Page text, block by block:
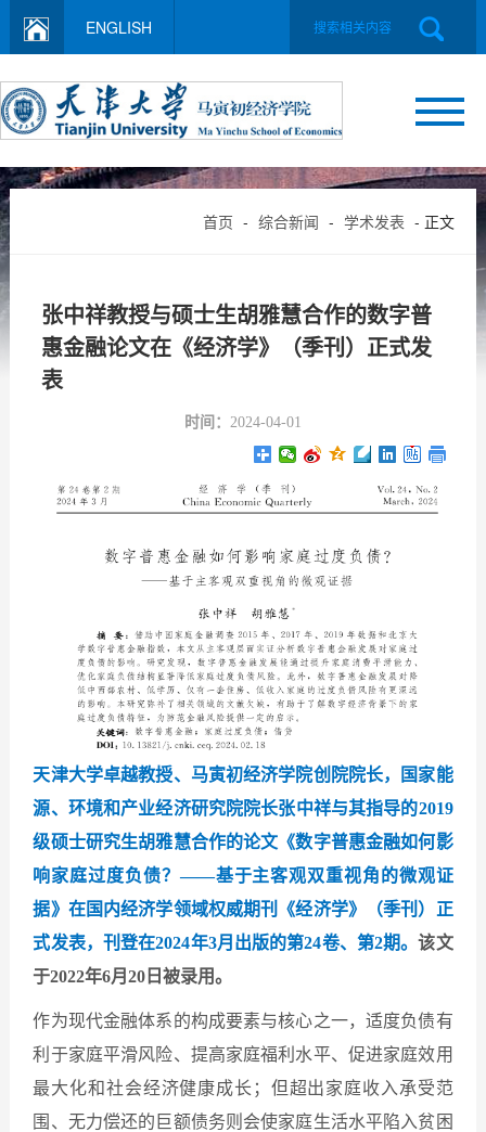
ENGLISH
首页 - 综合新闻 - 学术发表 - 正文
张中祥教授与硕士生胡雅慧合作的数字普
惠金融论文在《经济学》（季刊）正式发
表
时间： 2024-04-01
天津大学卓越教授、马寅初经济学院创院院长，国家能
源、环境和产业经济研究院院长张中祥与其指导的2019
级硕士研究生胡雅慧合作的论文《数字普惠金融如何影
响家庭过度负债？——基于主客观双重视角的微观证
据》在国内经济学领域权威期刊《经济学》（季刊）正
式发表，刊登在2024年3月出版的第24卷、第2期。该文
于2022年6月20日被录用。
作为现代金融体系的构成要素与核心之一，适度负债有
利于家庭平滑风险、提高家庭福利水平、促进家庭效用
最大化和社会经济健康成长；但超出家庭收入承受范
围、无力偿还的巨额债务则会使家庭生活水平陷入贫困